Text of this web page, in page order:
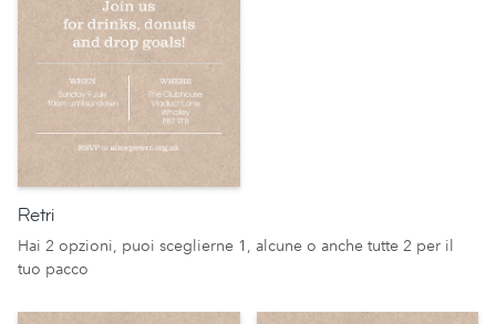
Retri
Hai 2 opzioni, puoi sceglierne 1, alcune o anche tutte 2 per il
tuo pacco